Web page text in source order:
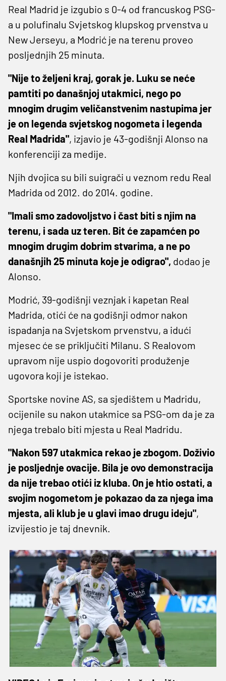
Real Madrid je izgubio s 0-4 od francuskog PSG-
a u polufinalu Svjetskog klupskog prvenstva u
New Jerseyu, a Modrić je na terenu proveo
posljednjih 25 minuta.
"Nije to željeni kraj, gorak je. Luku se neće
pamtiti po današnjoj utakmici, nego po
mnogim drugim veličanstvenim nastupima jer
je on legenda svjetskog nogometa i legenda
Real Madrida", izjavio je 43-godišnji Alonso na
konferenciji za medije.
Njih dvojica su bili suigrači u veznom redu Real
Madrida od 2012. do 2014. godine.
"Imali smo zadovoljstvo i čast biti s njim na
terenu, i sada uz teren. Bit će zapamćen po
mnogim drugim dobrim stvarima, a ne po
današnjih 25 minuta koje je odigrao", dodao je
Alonso.
Modrić, 39-godišnji veznjak i kapetan Real
Madrida, otići će na godišnji odmor nakon
ispadanja na Svjetskom prvenstvu, a idući
mjesec će se priključiti Milanu. S Realovom
upravom nije uspio dogovoriti produženje
ugovora koji je istekao.
Sportske novine AS, sa sjedištem u Madridu,
ocijenile su nakon utakmice sa PSG-om da je za
njega trebalo biti mjesta u Real Madridu.
"Nakon 597 utakmica rekao je zbogom. Doživio
je posljednje ovacije. Bila je ovo demonstracija
da nije trebao otići iz kluba. On je htio ostati, a
svojim nogometom je pokazao da za njega ima
mjesta, ali klub je u glavi imao drugu ideju",
izvijestio je taj dnevnik.